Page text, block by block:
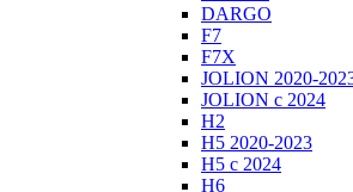
DARGO
F7
F7X
JOLION 2020-
JOLION с 2024
H2
H5 2020-2023
H5 с 2024
H6